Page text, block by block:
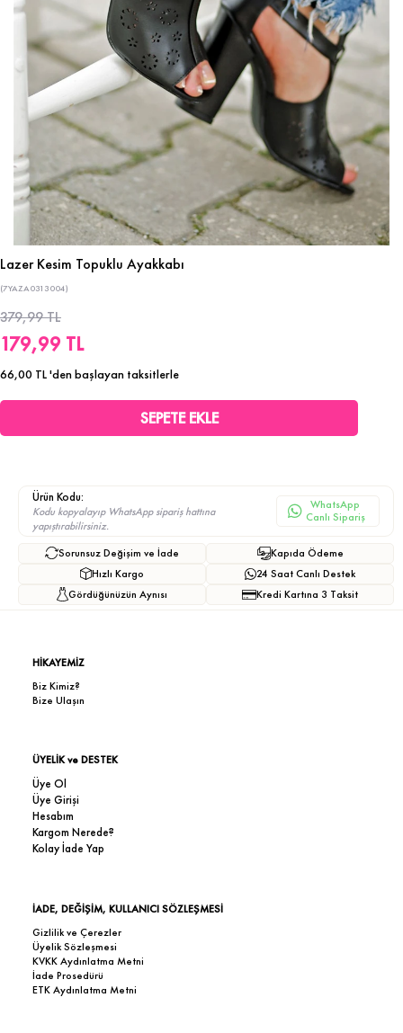
Lazer Kesim Topuklu Ayakkabı
(7YAZA0313004)
379,99 TL
179,99 TL
66,00 TL'den başlayan taksitlerle
Ürün Kodu:
Kodu kopyalayıp WhatsApp sipariş hattına
yapıştırabilirsiniz.
WhatsApp
Canlı Sipariş
Sorunsuz Değişim ve İade
Hızlı Kargo
Gördüğünüzün Aynısı
Kapıda Ödeme
24 Saat Canlı Destek
Kredi Kartına 3 Taksit
HİKAYEMİZ
Biz Kimiz?
Bize Ulaşın
ÜYELİK ve DESTEK
Üye Ol
Üye Girişi
Hesabım
Kargom Nerede?
Kolay İade Yap
İADE, DEĞİŞİM, KULLANICI SÖZLEŞMESİ
Gizlilik ve Çerezler
Üyelik Sözleşmesi
KVKK Aydınlatma Metni
İade Prosedürü
ETK Aydınlatma Metni